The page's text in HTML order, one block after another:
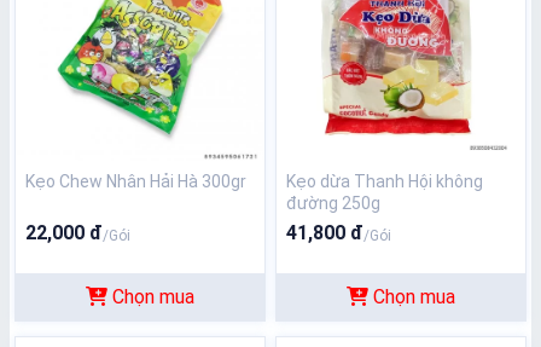
Kẹo Chew Nhân Hải Hà 300gr
22,000 đ/Gói
Chọn mua
Kẹo dừa Thanh Hội không
đường 250g
41,800 đ/Gói
Chọn mua